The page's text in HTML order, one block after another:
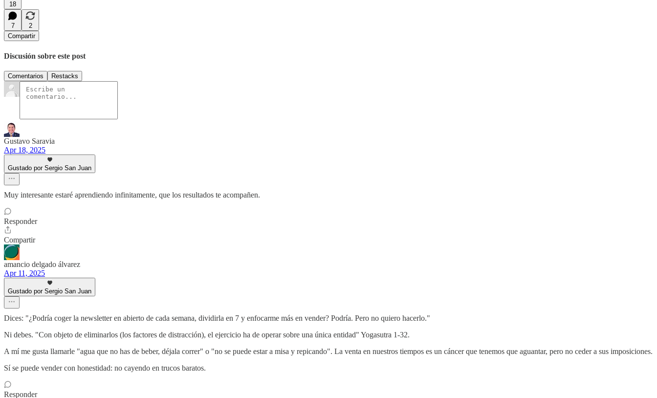
18
7
2
Compartir
Discusión sobre este post
Comentarios Restacks
Gustavo Saravia
Apr 18, 2025
Gustado por Sergio San Juan
Muy interesante estaré aprendiendo infinitamente, que los resultados te acompañen.
Responder
Compartir
amancio delgado álvarez
Apr 11, 2025
Gustado por Sergio San Juan
Dices: "¿Podría coger la newsletter en abierto de cada semana, dividirla en 7 y enfocarme más en vender? Podría. Pero no quiero hacerlo."
Ni debes. "Con objeto de eliminarlos (los factores de distracción), el ejercicio ha de operar sobre una única entidad" Yogasutra 1-32.
A mí me gusta llamarle "agua que no has de beber, déjala correr" o "no se puede estar a misa y repicando". La venta en nuestros tiempos es un cáncer que tenemos que aguantar, pero no ceder a sus imposiciones.
Sí se puede vender con honestidad: no cayendo en trucos baratos.
Responder